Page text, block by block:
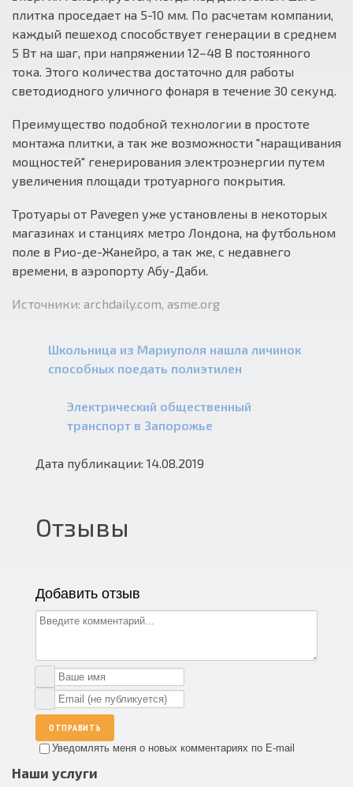
плитка проседает на 5-10 мм. По расчетам компании,
каждый пешеход способствует генерации в среднем
5 Вт на шаг, при напряжении 12–48 В постоянного
тока. Этого количества достаточно для работы
светодиодного уличного фонаря в течение 30 секунд.
Преимущество подобной технологии в простоте
монтажа плитки, а так же возможности "наращивания
мощностей" генерирования электроэнергии путем
увеличения площади тротуарного покрытия.
Тротуары от Pavegen уже установлены в некоторых
магазинах и станциях метро Лондона, на футбольном
поле в Рио-де-Жанейро, а так же, с недавнего
времени, в аэропорту Абу-Даби.
Источники: archdaily.com, asme.org
Школьница из Мариуполя нашла личинок
способных поедать полиэтилен
Электрический общественный
транспорт в Запорожье
Дата публикации: 14.08.2019
Отзывы
Добавить отзыв
ОТПРАВИТЬ
Уведомлять меня о новых комментариях по E-mail
Наши услуги